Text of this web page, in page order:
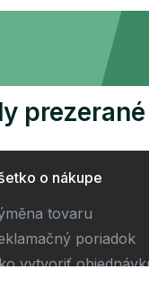
o nákupe
tovaru
poriadok
vytvoriť